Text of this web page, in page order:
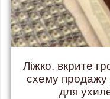
Ліжко, вкрите
схему продажу
для